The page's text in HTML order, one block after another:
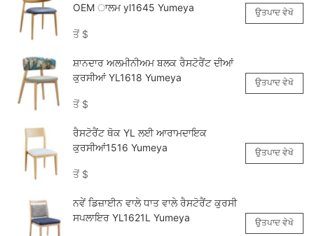
OEM ਾਲਮ yl1645 Yumeya
ਤੋਂ $
ਉਤਪਾਦ ਵੇਖੋ
ਸ਼ਾਨਦਾਰ ਅਲਮੀਨੀਅਮ ਬਲਕ ਰੈਸਟੋਰੈਂਟ ਦੀਆਂ
ਕੁਰਸੀਆਂ YL1618 Yumeya
ਤੋਂ $
ਉਤਪਾਦ ਵੇਖੋ
ਰੈਸਟੋਰੈਂਟ ਥੋਕ YL ਲਈ ਆਰਾਮਦਾਇਕ
ਕੁਰਸੀਆਂ1516 Yumeya
ਤੋਂ $
ਉਤਪਾਦ ਵੇਖੋ
ਨਵੇਂ ਡਿਜ਼ਾਈਨ ਵਾਲੇ ਧਾਤ ਵਾਲੇ ਰੈਸਟੋਰੈਂਟ ਕੁਰਸੀ
ਸਪਲਾਇਰ YL1621L Yumeya
ਉਤਪਾਦ ਵੇਖੋ